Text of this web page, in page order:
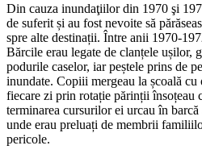
Din cauza inundaţiilor din 1970 şi
de suferit și au fost nevoite să
spre alte destinații. Între anii 1970-
Bărcile erau legate de clanțele ușilor,
podurile caselor, iar peștele prins de
inundate. Copiii mergeau la școală cu
fiecare zi prin rotație părinții însoțeau
terminarea cursurilor ei urcau în barcă
unde erau preluați de membrii
pericole.